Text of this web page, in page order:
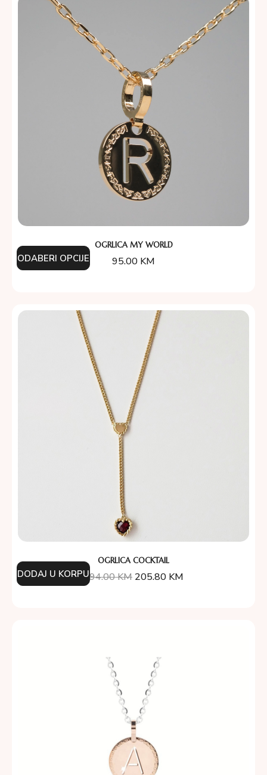
OGRLICA MY WORLD
95.00 KM
ODABERI OPCIJE
OGRLICA COCKTAIL
294.00KM 205.80 KM
DODAJ U KORPU